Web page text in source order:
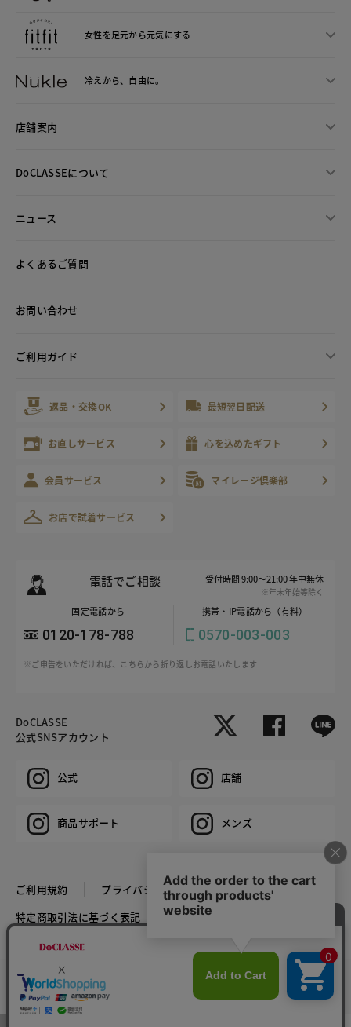
カラー・サイズを選択する
女性を足元から元気にする
冷えから、 自由に。
店舗案内
DoCLASSEについて
ニュース
よくあるご質問
お問い合わせ
ご利用ガイド
返品・交換OK 最短翌日配送
お直しサービス 心を込めたギフト
会員サービス マイレージ倶楽部
お店で試着サービス
電話でご相談 受付時間 9:00～21:00 年中無休
※年末年始等除く
固定電話から
0120-178-788
携帯・IP電話から（有料）
0570-003-003
※ご申告をいただければ、こちらから折り返しお電話いたします
DoCLASSE
公式SNSアカウント
公式 店舗
商品サポート メンズ
ご利用規約
プライバシーポリシー
特定商取引法に基づく表記
推奨環境
COPYRIGHT © DoCLASSE ALL RIGHTS RESERVED.